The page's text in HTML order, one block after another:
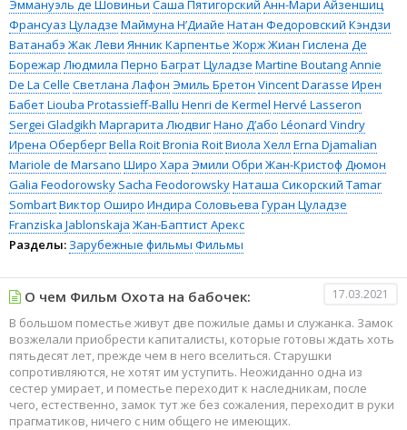
Эммануэль де Шовиньи Саша Пятигорский Анн-Мари Айзеншиц
Франсуаз Цуладзе Маймуна Н’Диайе Натан Федоровский Кэндзи
Ватанабэ Жак Леви Янник Карпентье Жорж Жиан Гислена Де
Борежар Людмила Перно Баграт Цуладзе Martine BoutangAnnie
De La Celle Светлана Лафон Эмиль Бретон Vincent Darasse Ирен
БабетLiouba Protassieff-Ballu Henri de Kermel Hervé Lasseron
Sergei Gladgikh Маргарита ЛюдвигНано Д’або Léonard Vindry
Ирена ОбербергBella RoitBronia RoitВиола Хелл Erna Djamalian
Mariole de Marsano Широ Хара Эмили Обри Жан-Кристоф Дюмон
Galia Feodorowsky Sacha FeodorowskyНаташа Сикорский Tamar
SombartВиктор Оширо Индира Соловьева Гуран Цуладзе
Franziska Jablonskaja Жан-Баптист Арекс
Разделы: Зарубежные фильмы Фильмы
О чем Фильм Охота на бабочек: 17.03.2021
В большом поместье живут две пожилые дамы и служанка. Замок
возжелали приобрести капиталисты, которые готовы ждать хоть
пятьдесят лет, прежде чем в него вселиться. Старушки
сопротивляются, не хотят им уступить. Неожиданно одна из
сестер умирает, и поместье переходит к наследникам, после
чего, естественно, замок тут же без сожаления, переходит в руки
прагматиков, ничего с ним общего не имеющих.